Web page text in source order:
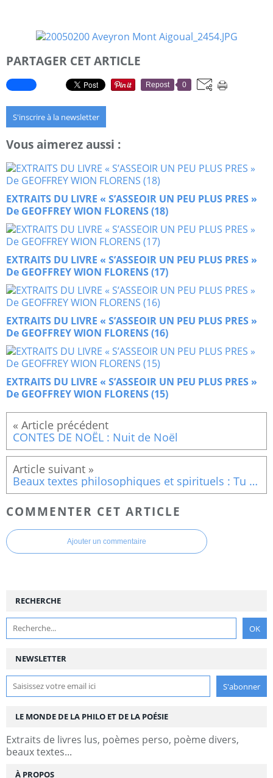
PARTAGER CET ARTICLE
Repost 0
S'inscrire à la newsletter
Vous aimerez aussi :
EXTRAITS DU LIVRE « S’ASSEOIR UN PEU PLUS PRES »
De GEOFFREY WION FLORENS (18)
EXTRAITS DU LIVRE « S’ASSEOIR UN PEU PLUS PRES »
De GEOFFREY WION FLORENS (17)
EXTRAITS DU LIVRE « S’ASSEOIR UN PEU PLUS PRES »
De GEOFFREY WION FLORENS (16)
EXTRAITS DU LIVRE « S’ASSEOIR UN PEU PLUS PRES »
De GEOFFREY WION FLORENS (15)
CONTES DE NOËL : Nuit de Noël
Beaux textes philosophiques et spirituels : Tu es unique
COMMENTER CET ARTICLE
Ajouter un commentaire
NEWSLETTER
RECHERCHE
LE MONDE DE LA PHILO ET DE LA POÉSIE
Extraits de livres lus, poèmes perso, poème divers,
beaux textes...
À PROPOS